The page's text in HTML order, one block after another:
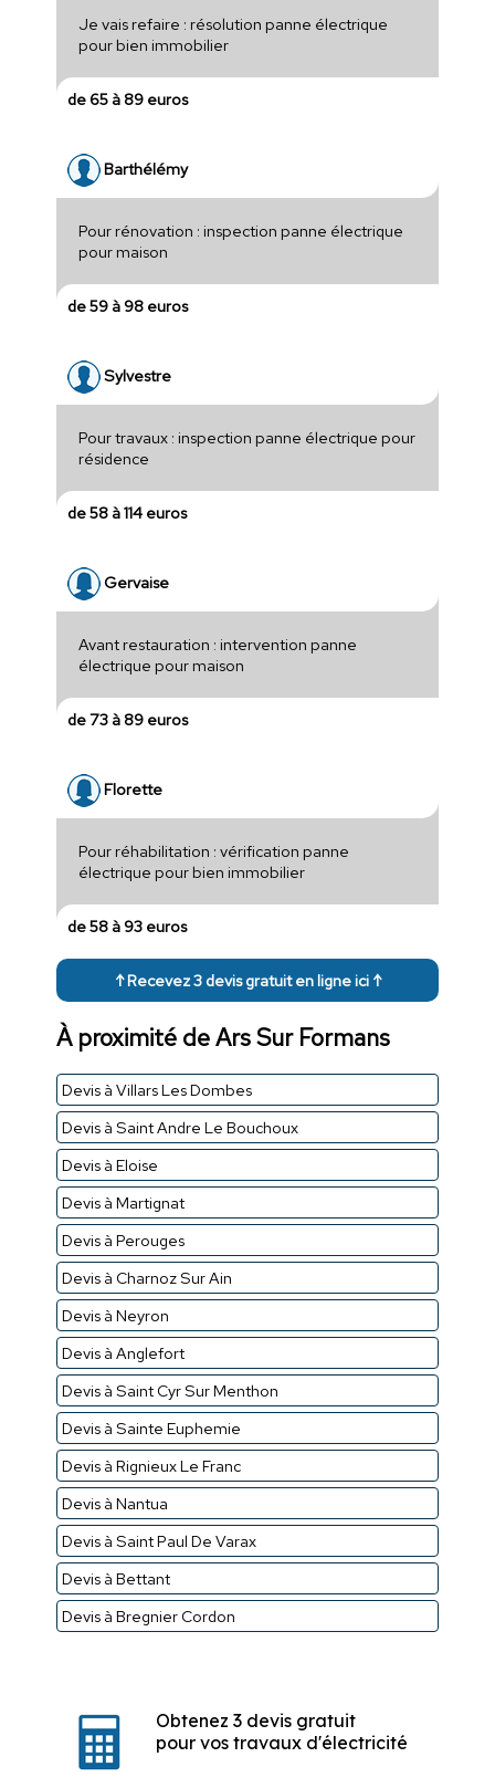
Je vais refaire : résolution panne électrique
pour bien immobilier
de 65 à 89 euros
Barthélémy
Pour rénovation : inspection panne électrique
pour maison
de 59 à 98 euros
Sylvestre
Pour travaux : inspection panne électrique pour
résidence
de 58 à 114 euros
Gervaise
Avant restauration : intervention panne
électrique pour maison
de 73 à 89 euros
Florette
Pour réhabilitation : vérification panne
électrique pour bien immobilier
de 58 à 93 euros
↑ Recevez 3 devis gratuit en ligne ici ↑
À proximité de Ars Sur Formans
Devis à Villars Les Dombes
Devis à Saint Andre Le Bouchoux
Devis à Eloise
Devis à Martignat
Devis à Perouges
Devis à Charnoz Sur Ain
Devis à Neyron
Devis à Anglefort
Devis à Saint Cyr Sur Menthon
Devis à Sainte Euphemie
Devis à Rignieux Le Franc
Devis à Nantua
Devis à Saint Paul De Varax
Devis à Bettant
Devis à Bregnier Cordon
Obtenez 3 devis gratuit
pour vos travaux d'électricité